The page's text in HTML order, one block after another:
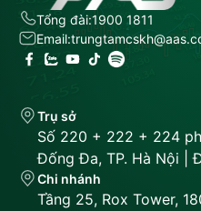
Tổng đài:1900 1811
Email:
Trụ sở
Số 220 + 222 + 224
Đống Đa, TP. Hà Nội |
Chi nhánh
Tầng 25, Rox Tower,